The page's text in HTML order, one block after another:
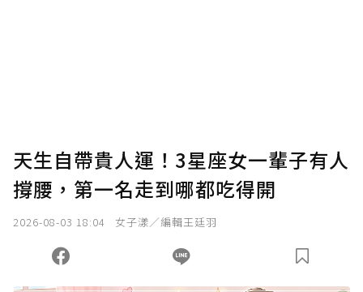
天生自帶貴人運！3星座女一輩子有人
撐腰，第一名走到哪都吃得開
2026-08-03 18:04 女子漾／編輯王廷羽